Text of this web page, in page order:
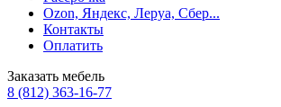
Ozon, Яндекс, Леруа, Сбер...
Контакты
Оплатить
Заказать мебель
8 (812) 363-16-77